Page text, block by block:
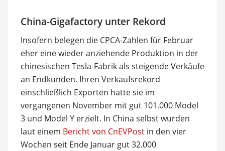
China-Gigafactory unter Rekord
Insofern belegen die CPCA-Zahlen für Februar
eher eine wieder anziehende Produktion in der
chinesischen Tesla-Fabrik als steigende Verkäufe
an Endkunden. Ihren Verkaufsrekord
einschließlich Exporten hatte sie im
vergangenen November mit gut 101.000 Model
3 und Model Y erzielt. In China selbst wurden
laut einem Bericht von CnEVPostin den vier
Wochen seit Ende Januar gut 32.000